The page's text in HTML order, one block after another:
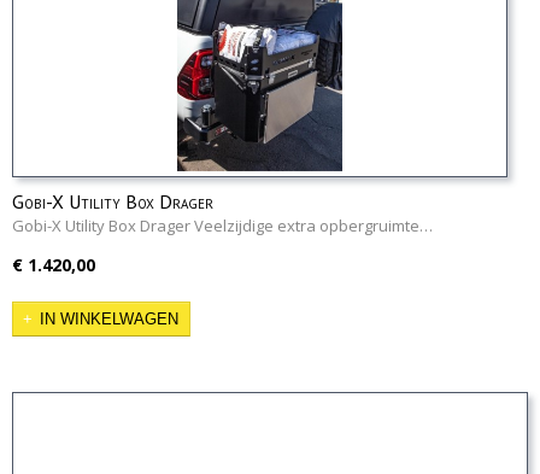
Gobi-X Utility Box Drager
Gobi-X Utility Box Drager Veelzijdige extra opbergruimte…
€ 1.420,00
IN WINKELWAGEN